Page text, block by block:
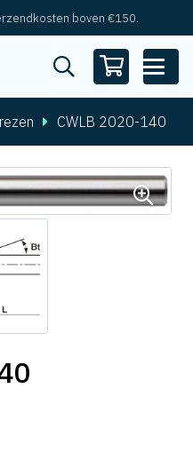
boven €150.
CWLB 2020-140